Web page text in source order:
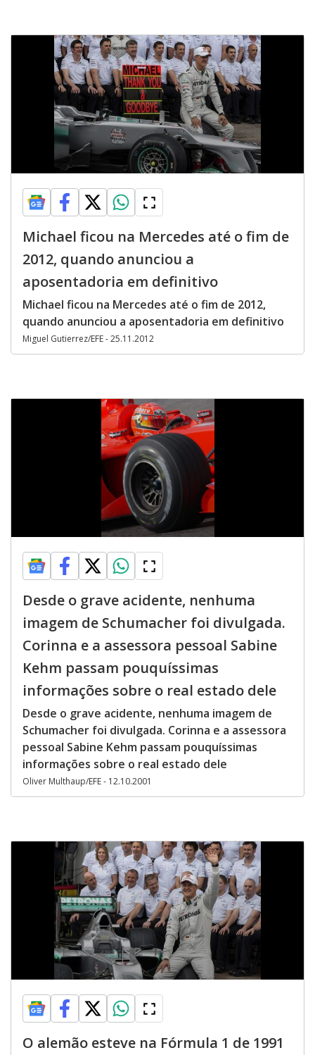
Michael ficou na Mercedes até o fim de
2012, quando anunciou a
aposentadoria em definitivo
Michael ficou na Mercedes até o fim de 2012,
quando anunciou a aposentadoria em definitivo
Miguel Gutierrez/EFE - 25.11.2012
Desde o grave acidente, nenhuma
imagem de Schumacher foi divulgada.
Corinna e a assessora pessoal Sabine
Kehm passam pouquíssimas
informações sobre o real estado dele
Desde o grave acidente, nenhuma imagem de
Schumacher foi divulgada. Corinna e a assessora
pessoal Sabine Kehm passam pouquíssimas
informações sobre o real estado dele
Oliver Multhaup/EFE - 12.10.2001
O alemão esteve na Fórmula 1 de 1991